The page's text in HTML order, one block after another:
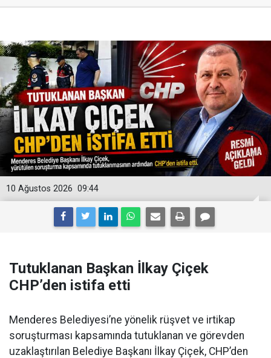
09:44
10 Ağustos 2026
Tutuklanan Başkan İlkay Çiçek
CHP’den istifa etti
Menderes Belediyesi’ne yönelik rüşvet ve irtikap
soruşturması kapsamında tutuklanan ve görevden
uzaklaştırılan Belediye Başkanı İlkay Çiçek, CHP’den